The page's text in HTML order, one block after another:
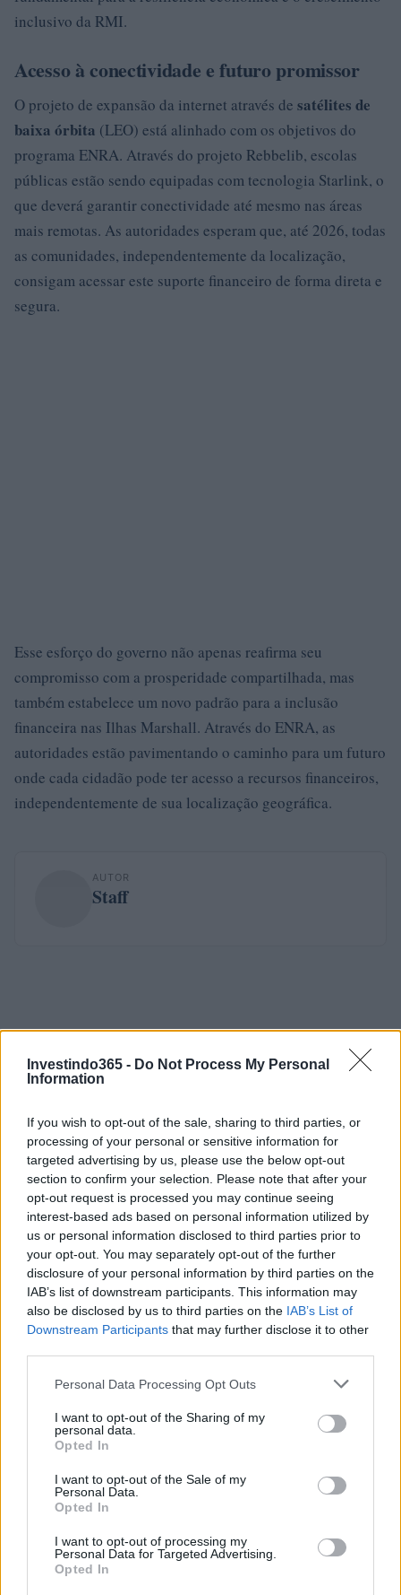
Investindo365 - Do Not Process My Personal
Information
If you wish to opt-out of the sale, sharing to third parties, or
processing of your personal or sensitive information for
targeted advertising by us, please use the below opt-out
section to confirm your selection. Please note that after your
opt-out request is processed you may continue seeing
interest-based ads based on personal information utilized by
us or personal information disclosed to third parties prior to
your opt-out. You may separately opt-out of the further
disclosure of your personal information by third parties on the
IAB’s list of downstream participants. This information may
also be disclosed by us to third parties on the IAB’s List of
Downstream Participants that may further disclose it to other
Please note that this website/app uses one or more Google
not limited to your visit or usage behaviour. You may click to
grant or deny consent to Google and its third-party tags to
use your data for below specified purposes in below Google
consent section.
Personal Data Processing Opt Outs
I want to opt-out of the Sharing of my
personal data.
Opted In
I want to opt-out of the Sale of my
Personal Data.
Opted In
I want to opt-out of processing my
Personal Data for Targeted Advertising.
Opted In
inclusivo da RMI.
Acesso à conectividade e futuro promissor
O projeto de expansão da internet através de satélites de
baixa órbita (LEO) está alinhado com os objetivos do
programa ENRA. Através do projeto Rebbelib, escolas
públicas estão sendo equipadas com tecnologia Starlink, o
que deverá garantir conectividade até mesmo nas áreas
mais remotas. As autoridades esperam que, até 2026, todas
as comunidades, independentemente da localização,
consigam acessar este suporte financeiro de forma direta e
segura.
Esse esforço do governo não apenas reafirma seu
compromisso com a prosperidade compartilhada, mas
também estabelece um novo padrão para a inclusão
financeira nas Ilhas Marshall. Através do ENRA, as
autoridades estão pavimentando o caminho para um futuro
onde cada cidadão pode ter acesso a recursos financeiros,
independentemente de sua localização geográfica.
AUTOR
Staff
Continue lendo